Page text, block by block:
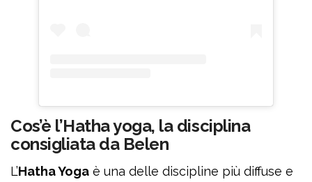
Cos’è l’Hatha yoga, la disciplina
consigliata da Belen
L’Hatha Yoga è una delle discipline più diffuse e